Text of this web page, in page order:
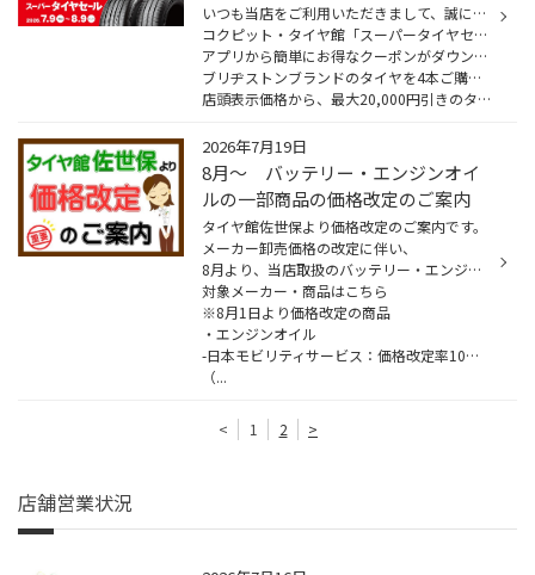
いつも当店をご利用いただきまして、誠にありがとうございます
コクピット・タイヤ館「スーパータイヤセール」は8/9(日)までです！
アプリから簡単にお得なクーポンがダウンロードできます！
ブリヂストンブランドのタイヤを4本ご購入時、
店頭表示価格から、最大20,000円引きのタイヤクーポンだけ...
2026年7月19日
8月～ バッテリー・エンジンオイ
ルの一部商品の価格改定のご案内
タイヤ館佐世保より価格改定のご案内です。
メーカー卸売価格の改定に伴い、
8月より、当店取扱のバッテリー・エンジンオイルの一部商品の価格改定をさせていただきます。
対象メーカー・商品はこちら
※8月1日より価格改定の商品
・エンジンオイル
-日本モビリティサービス：価格改定率10～36％
（...
< 1 2 >
店舗営業状況